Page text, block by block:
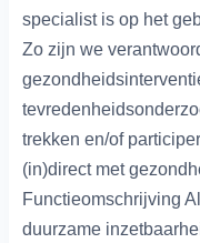
specialist is op het
Zo zijn we
trekken en/of
(in)direct met
Functieomschrijving
duurzame